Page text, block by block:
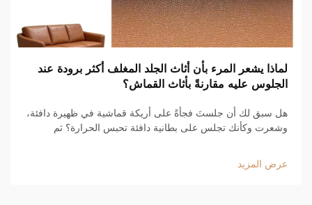
لماذا يشعر المرء بأن أثاث الجلد المغلف أكثر برودة عند
الجلوس عليه مقارنةً بأثاث القماش؟
هل سبق لك أن جلستَ فجأةً على أريكة قماشية في ظهيرة دافئة،
وشعرت وكأنك تجلس على بطانية دافئة تحبس الحرارة؟ ثم
سببٌ لذلك، وهو...
عرض المزيد